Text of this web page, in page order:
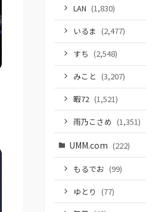
LAN (1,830)
いるま (2,477)
すち (2,548)
みこと (3,207)
暇72 (1,521)
雨乃こさめ (1,351)
UMM.com (222)
もるでお (99)
ゆとり (77)